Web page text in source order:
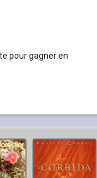
pour gagner en